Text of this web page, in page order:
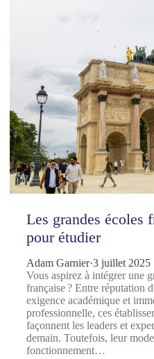
Les grandes écoles
pour étudier
Adam Garnier·3 juillet 2025
Vous aspirez à intégrer une
française ? Entre réputation
exigence académique et
professionnelle, ces
façonnent les leaders et
demain. Toutefois, leur
fonctionnement…